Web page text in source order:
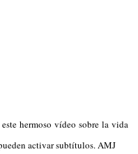
hermoso vídeo sobre la vida
activar subtítulos. AMJ